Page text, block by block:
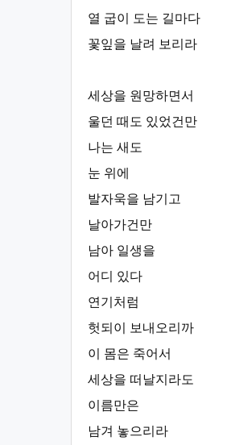
열 굽이 도는 길마다
꽃잎을 날려 보리라
세상을 원망하면서
울던 때도 있었건만
나는 새도
눈 위에
발자욱을 남기고
날아가건만
남아 일생을
어디 있다
연기처럼
헛되이 보내오리까
이 몸은 죽어서
세상을 떠날지라도
이름만은
남겨 놓으리라